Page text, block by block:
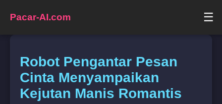
Pacar-AI.com ☰
Robot Pengantar Pesan
Cinta Menyampaikan
Kejutan Manis Romantis